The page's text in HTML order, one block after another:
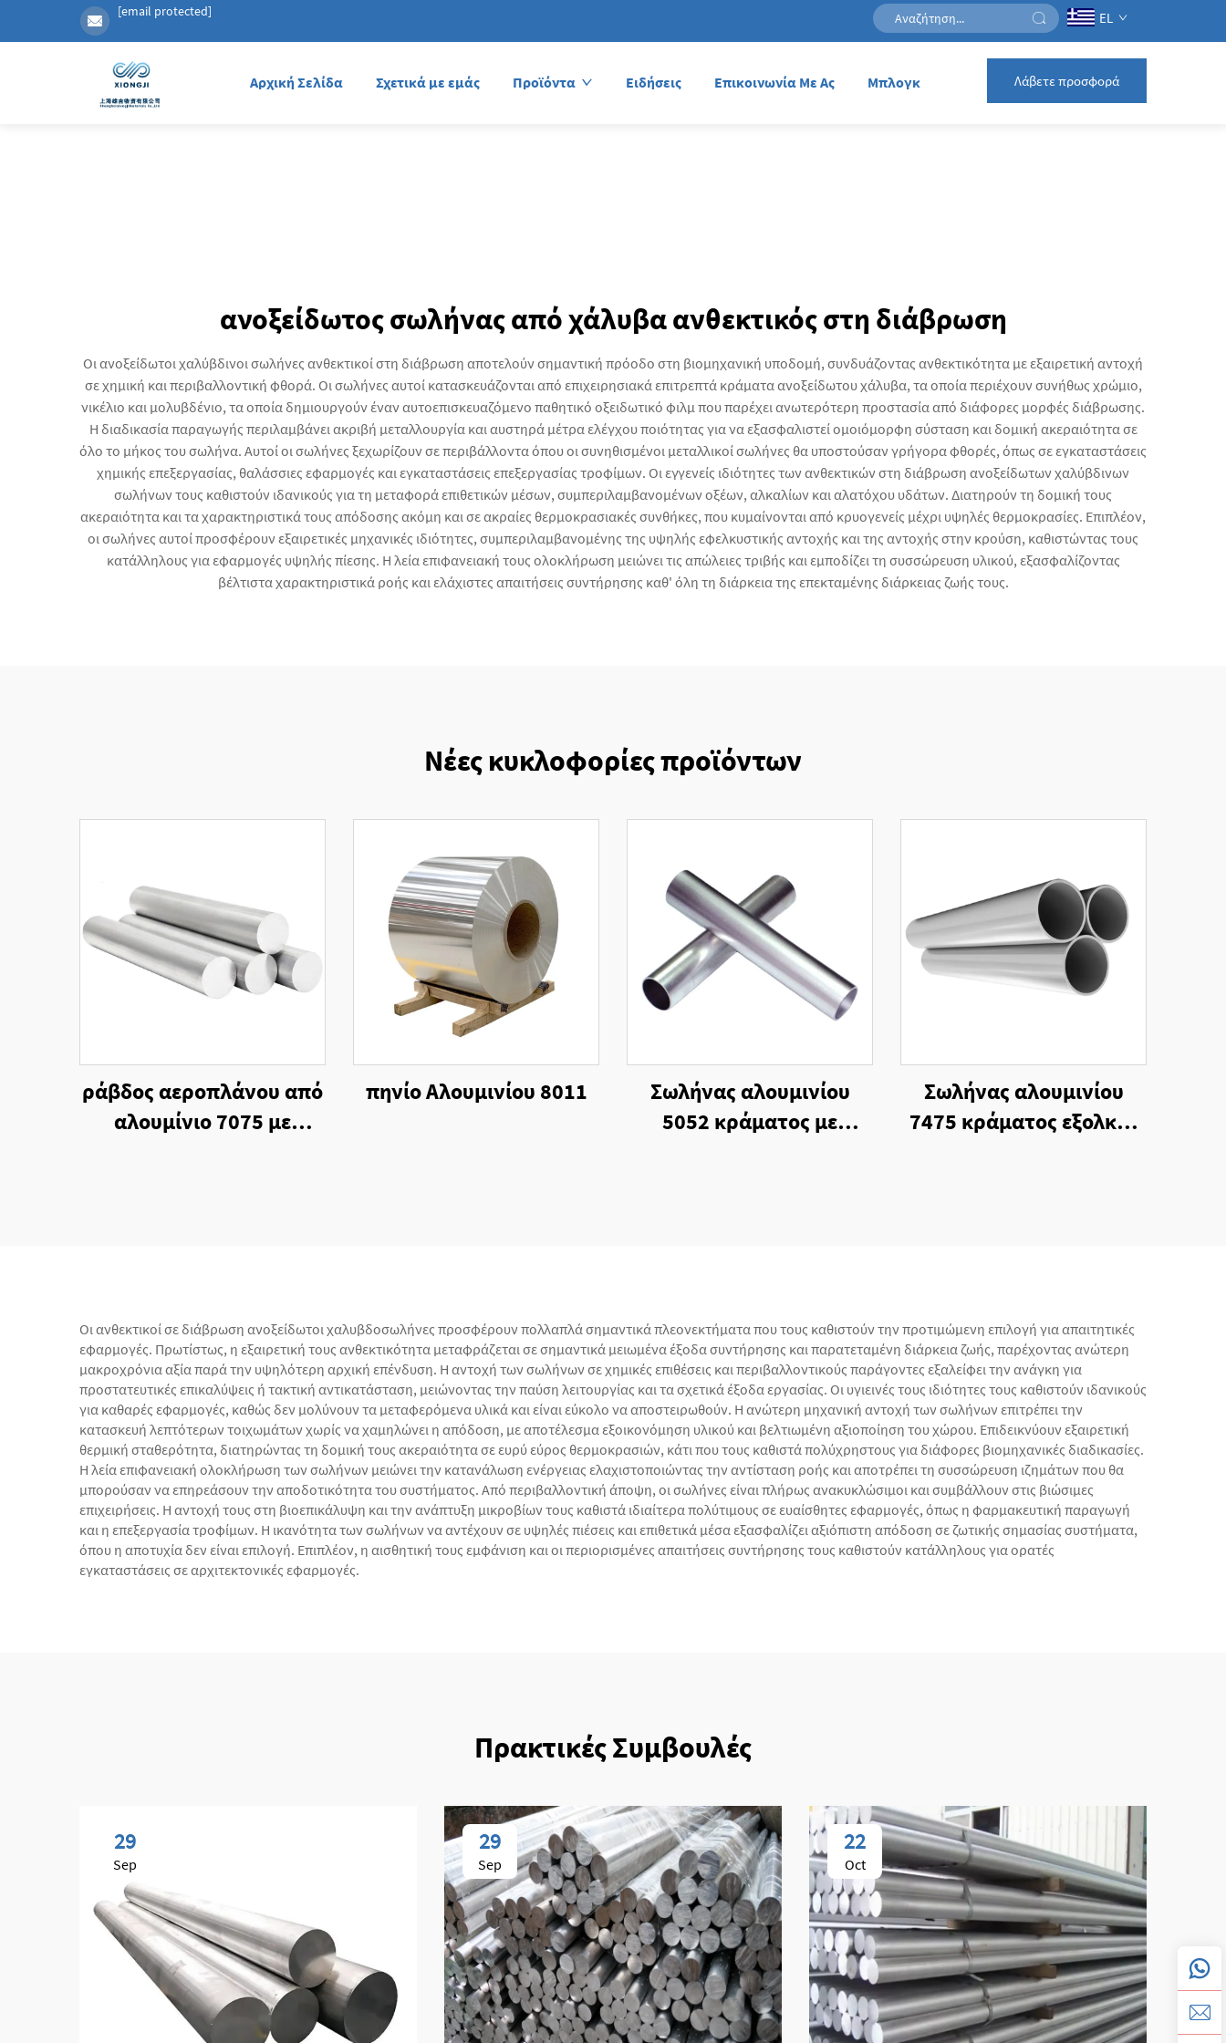
[email protected] EL
Αρχική Σελίδα Σχετικά με εμάς Προϊόντα Ειδήσεις Επικοινωνία Με Ας Μπλογκ Λάβετε προσφορά
ανοξείδωτος σωλήνας από χάλυβα ανθεκτικός στη διάβρωση
Οι ανοξείδωτοι χαλύβδινοι σωλήνες ανθεκτικοί στη διάβρωση αποτελούν σημαντική πρόοδο στη βιομηχανική υποδομή, συνδυάζοντας ανθεκτικότητα με εξαιρετική αντοχή
σε χημική και περιβαλλοντική φθορά. Οι σωλήνες αυτοί κατασκευάζονται από επιχειρησιακά επιτρεπτά κράματα ανοξείδωτου χάλυβα, τα οποία περιέχουν συνήθως χρώμιο,
νικέλιο και μολυβδένιο, τα οποία δημιουργούν έναν αυτοεπισκευαζόμενο παθητικό οξειδωτικό φιλμ που παρέχει ανωτερότερη προστασία από διάφορες μορφές διάβρωσης.
Η διαδικασία παραγωγής περιλαμβάνει ακριβή μεταλλουργία και αυστηρά μέτρα ελέγχου ποιότητας για να εξασφαλιστεί ομοιόμορφη σύσταση και δομική ακεραιότητα σε
όλο το μήκος του σωλήνα. Αυτοί οι σωλήνες ξεχωρίζουν σε περιβάλλοντα όπου οι συνηθισμένοι μεταλλικοί σωλήνες θα υποστούσαν γρήγορα φθορές, όπως σε εγκαταστάσεις
χημικής επεξεργασίας, θαλάσσιες εφαρμογές και εγκαταστάσεις επεξεργασίας τροφίμων. Οι εγγενείς ιδιότητες των ανθεκτικών στη διάβρωση ανοξείδωτων χαλύβδινων
σωλήνων τους καθιστούν ιδανικούς για τη μεταφορά επιθετικών μέσων, συμπεριλαμβανομένων οξέων, αλκαλίων και αλατόχου υδάτων. Διατηρούν τη δομική τους
ακεραιότητα και τα χαρακτηριστικά τους απόδοσης ακόμη και σε ακραίες θερμοκρασιακές συνθήκες, που κυμαίνονται από κρυογενείς μέχρι υψηλές θερμοκρασίες. Επιπλέον,
οι σωλήνες αυτοί προσφέρουν εξαιρετικές μηχανικές ιδιότητες, συμπεριλαμβανομένης της υψηλής εφελκυστικής αντοχής και της αντοχής στην κρούση, καθιστώντας τους
κατάλληλους για εφαρμογές υψηλής πίεσης. Η λεία επιφανειακή τους ολοκλήρωση μειώνει τις απώλειες τριβής και εμποδίζει τη συσσώρευση υλικού, εξασφαλίζοντας
βέλτιστα χαρακτηριστικά ροής και ελάχιστες απαιτήσεις συντήρησης καθ' όλη τη διάρκεια της επεκταμένης διάρκειας ζωής τους.
Νέες κυκλοφορίες προϊόντων
ράβδος αεροπλάνου από
αλουμίνιο 7075 με
πηνίο Αλουμινίου 8011
Σωλήνας αλουμινίου
5052 κράματος με
Σωλήνας αλουμινίου
7475 κράματος εξολκής
Οι ανθεκτικοί σε διάβρωση ανοξείδωτοι χαλυβδοσωλήνες προσφέρουν πολλαπλά σημαντικά πλεονεκτήματα που τους καθιστούν την προτιμώμενη επιλογή για απαιτητικές
εφαρμογές. Πρωτίστως, η εξαιρετική τους ανθεκτικότητα μεταφράζεται σε σημαντικά μειωμένα έξοδα συντήρησης και παρατεταμένη διάρκεια ζωής, παρέχοντας ανώτερη
μακροχρόνια αξία παρά την υψηλότερη αρχική επένδυση. Η αντοχή των σωλήνων σε χημικές επιθέσεις και περιβαλλοντικούς παράγοντες εξαλείφει την ανάγκη για
προστατευτικές επικαλύψεις ή τακτική αντικατάσταση, μειώνοντας την παύση λειτουργίας και τα σχετικά έξοδα εργασίας. Οι υγιεινές τους ιδιότητες τους καθιστούν ιδανικούς
για καθαρές εφαρμογές, καθώς δεν μολύνουν τα μεταφερόμενα υλικά και είναι εύκολο να αποστειρωθούν. Η ανώτερη μηχανική αντοχή των σωλήνων επιτρέπει την
κατασκευή λεπτότερων τοιχωμάτων χωρίς να χαμηλώνει η απόδοση, με αποτέλεσμα εξοικονόμηση υλικού και βελτιωμένη αξιοποίηση του χώρου. Επιδεικνύουν εξαιρετική
θερμική σταθερότητα, διατηρώντας τη δομική τους ακεραιότητα σε ευρύ εύρος θερμοκρασιών, κάτι που τους καθιστά πολύχρηστους για διάφορες βιομηχανικές διαδικασίες.
Η λεία επιφανειακή ολοκλήρωση των σωλήνων μειώνει την κατανάλωση ενέργειας ελαχιστοποιώντας την αντίσταση ροής και αποτρέπει τη συσσώρευση ιζημάτων που θα
μπορούσαν να επηρεάσουν την αποδοτικότητα του συστήματος. Από περιβαλλοντική άποψη, οι σωλήνες είναι πλήρως ανακυκλώσιμοι και συμβάλλουν στις βιώσιμες
επιχειρήσεις. Η αντοχή τους στη βιοεπικάλυψη και την ανάπτυξη μικροβίων τους καθιστά ιδιαίτερα πολύτιμους σε ευαίσθητες εφαρμογές, όπως η φαρμακευτική παραγωγή
και η επεξεργασία τροφίμων. Η ικανότητα των σωλήνων να αντέχουν σε υψηλές πιέσεις και επιθετικά μέσα εξασφαλίζει αξιόπιστη απόδοση σε ζωτικής σημασίας συστήματα,
όπου η αποτυχία δεν είναι επιλογή. Επιπλέον, η αισθητική τους εμφάνιση και οι περιορισμένες απαιτήσεις συντήρησης τους καθιστούν κατάλληλους για ορατές
εγκαταστάσεις σε αρχιτεκτονικές εφαρμογές.
Πρακτικές Συμβουλές
29
Sep
29
Sep
22
Oct